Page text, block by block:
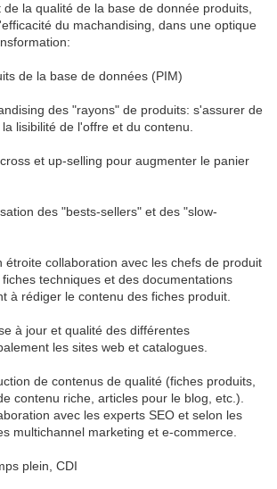
la qualité de la base de donnée produits,
du machandising, dans une optique
de la base de données (PIM)
des "rayons" de produits: s'assurer de
lisibilité de l'offre et du contenu.
et up-selling pour augmenter le panier
des "bests-sellers" et des "slow-
étroite collaboration avec les chefs de produit
techniques et des documentations
à rédiger le contenu des fiches produit.
à jour et qualité des différentes
les sites web et catalogues.
de contenus de qualité (fiches produits,
contenu riche, articles pour le blog, etc.).
avec les experts SEO et selon les
multichannel marketing et e-commerce.
plein, CDI